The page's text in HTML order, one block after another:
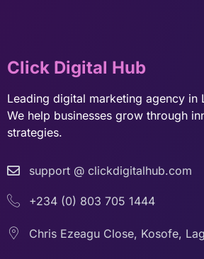
Click Digital Hub
Leading digital marketing agency in
We help businesses grow through
strategies.
support @ clickdigitalhub.com
+234 (0) 803 705 1444
Chris Ezeagu Close, Kosofe,